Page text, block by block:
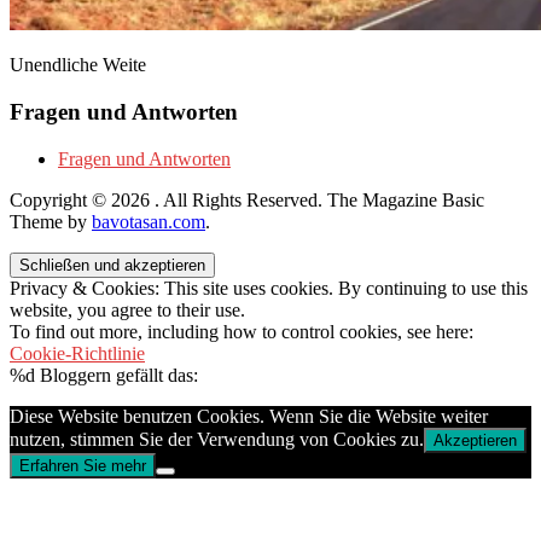
Unendliche Weite
Fragen und Antworten
Fragen und Antworten
Copyright © 2026 . All Rights Reserved. The Magazine Basic
Theme by bavotasan.com.
Privacy & Cookies: This site uses cookies. By continuing to use this
website, you agree to their use.
To find out more, including how to control cookies, see here:
Cookie-Richtlinie
%d Bloggern gefällt das:
Diese Website benutzen Cookies. Wenn Sie die Website weiter
nutzen, stimmen Sie der Verwendung von Cookies zu. Akzeptieren
Erfahren Sie mehr